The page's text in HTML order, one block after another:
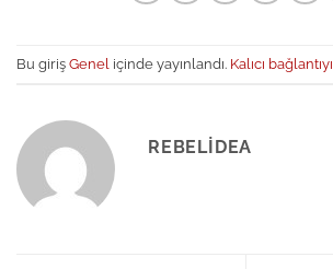
Bu giriş Genel içinde yayınlandı. Kalıcı bağlantıyı
REBELIDEA